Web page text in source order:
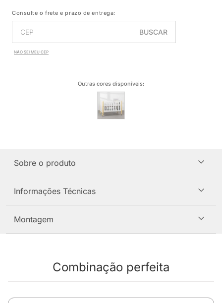
Consulte o frete e prazo de entrega:
BUSCAR
NÃO SEI MEU CEP
Outras cores disponíveis:
Sobre o produto
Informações Técnicas
Montagem
Combinação perfeita